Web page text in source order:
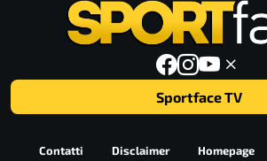
Sportface TV
Contatti Disclaimer Homepage